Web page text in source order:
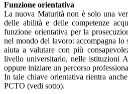
Funzione orientativa
La nuova Maturità non è solo una
delle abilità e delle competenze
funzione orientativa per la
nel mondo del lavoro: accompagna lo
aiuta a valutare con più
livello universitario, nelle istituzioni
oppure iniziare un percorso
In tale chiave orientativa rientra
PCTO (vedi sotto).